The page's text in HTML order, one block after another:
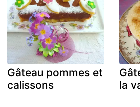
Gâteau pommes et
calissons
la